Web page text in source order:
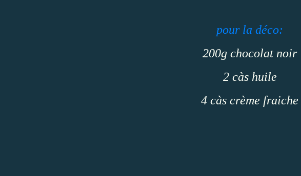
pour la déco:
200g chocolat noir
2 càs huile
4 càs crème fraiche